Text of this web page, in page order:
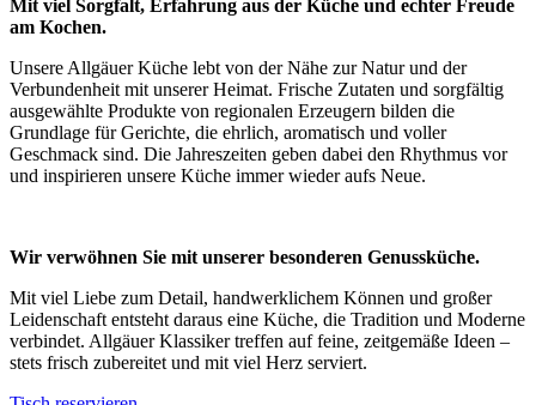
Mit viel Sorgfalt, Erfahrung aus der Küche und echter Freude
am Kochen.
Unsere Allgäuer Küche lebt von der Nähe zur Natur und der
Verbundenheit mit unserer Heimat. Frische Zutaten und sorgfältig
ausgewählte Produkte von regionalen Erzeugern bilden die
Grundlage für Gerichte, die ehrlich, aromatisch und voller
Geschmack sind. Die Jahreszeiten geben dabei den Rhythmus vor
und inspirieren unsere Küche immer wieder aufs Neue.
Wir verwöhnen Sie mit unserer besonderen Genussküche.
Mit viel Liebe zum Detail, handwerklichem Können und großer
Leidenschaft entsteht daraus eine Küche, die Tradition und Moderne
verbindet. Allgäuer Klassiker treffen auf feine, zeitgemäße Ideen –
stets frisch zubereitet und mit viel Herz serviert.